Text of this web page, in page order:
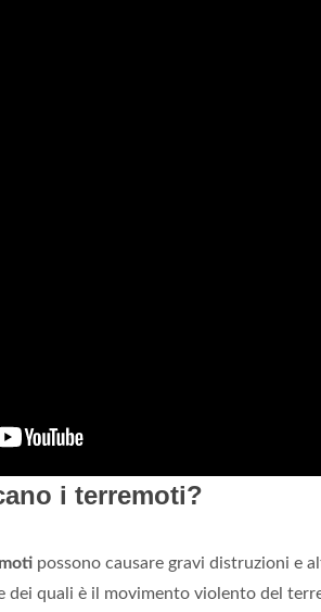
i terremoti?
possono causare gravi distruzioni e
quali è il movimento violento del